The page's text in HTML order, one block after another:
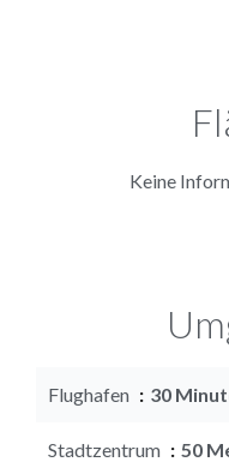
Keine
Flughafen 30
Stadtzentrum 50